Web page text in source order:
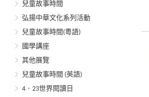
兒童故事時間
弘揚中華文化系列活動
兒童故事時間(粵語)
國學講座
其他展覽
兒童故事時間 (英語)
4．23世界閱讀日